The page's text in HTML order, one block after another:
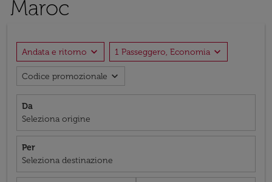
Maroc
Andata e ritorno expand_more 1 Passeggero, Economia expand_more
Codice promozionale expand_more
Da
Seleziona origine
Per
Seleziona destinazione